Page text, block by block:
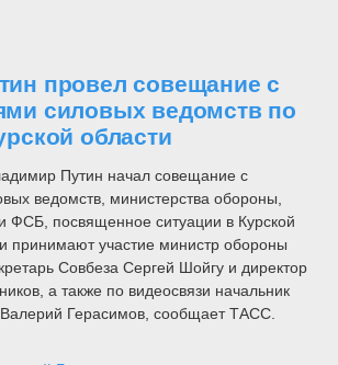
провел совещание с
силовых ведомств по
области
Путин начал совещание с
ведомств, министерства обороны,
ФСБ, посвященное ситуации в Курской
принимают участие министр обороны
Совбеза Сергей Шойгу и директор
а также по видеосвязи начальник
Герасимов, сообщает ТАСС.